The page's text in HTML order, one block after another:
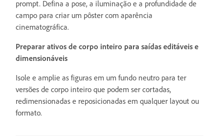
prompt. Defina a pose, a iluminação e a profundidade de
campo para criar um pôster com aparência
cinematográfica.
Preparar ativos de corpo inteiro para saídas editáveis e
dimensionáveis
Isole e amplie as figuras em um fundo neutro para ter
versões de corpo inteiro que podem ser cortadas,
redimensionadas e reposicionadas em qualquer layout ou
formato.